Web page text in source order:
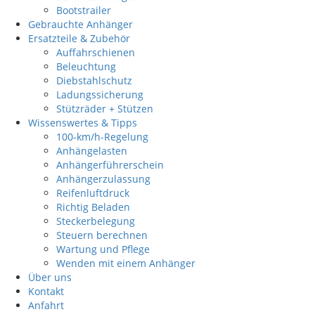
Bootstrailer
Gebrauchte Anhänger
Ersatzteile & Zubehör
Auffahrschienen
Beleuchtung
Diebstahlschutz
Ladungssicherung
Stützräder + Stützen
Wissenswertes & Tipps
100-km/h-Regelung
Anhängelasten
Anhängerführerschein
Anhängerzulassung
Reifenluftdruck
Richtig Beladen
Steckerbelegung
Steuern berechnen
Wartung und Pflege
Wenden mit einem Anhänger
Über uns
Kontakt
Anfahrt